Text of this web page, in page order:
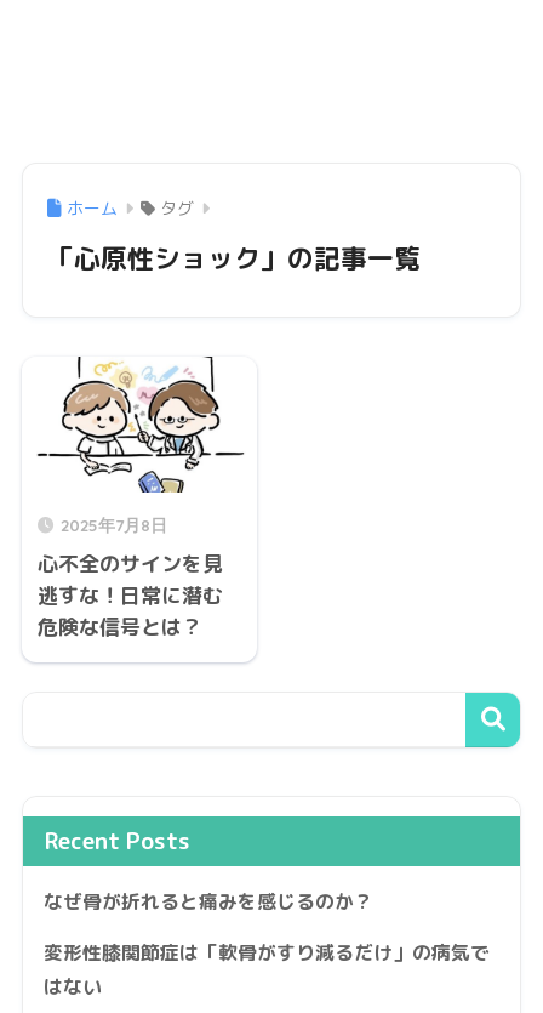
ホーム タグ
「心原性ショック」の記事一覧
2025年7月8日
心不全のサインを見
逃すな！日常に潜む
危険な信号とは？
Recent Posts
なぜ骨が折れると痛みを感じるのか？
変形性膝関節症は「軟骨がすり減るだけ」の病気で
はない